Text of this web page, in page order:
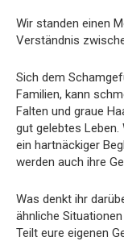
Wir standen einen
Verständnis
Sich dem
Familien, kann
Falten und graue
gut gelebtes
ein hartnäckiger
werden auch ihre
Was denkt ihr
ähnliche
Teilt eure eigenen